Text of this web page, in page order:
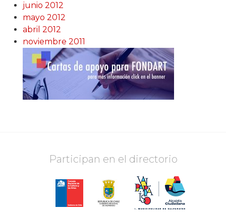
junio 2012
mayo 2012
abril 2012
noviembre 2011
Participan en el directorio